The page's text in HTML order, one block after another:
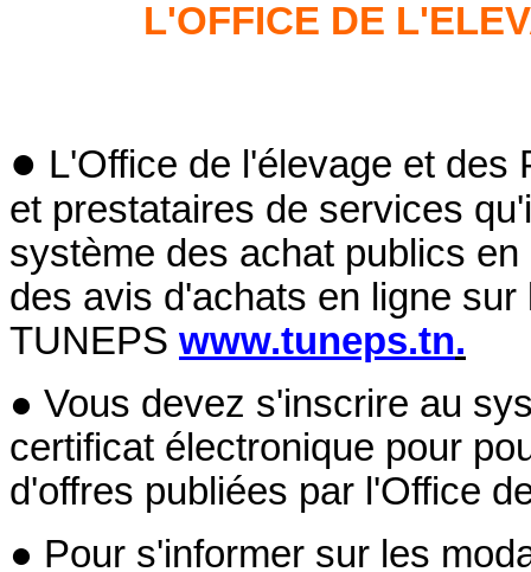
L'OFFICE DE
● L'Office de l'élevage et des
et prestataires de services
système des achat publics
des avis d'achats en ligne
TUNEPS www.tuneps.tn.
● Vous devez s'inscrire au
certificat électronique pour
d'offres publiées par l'Office
● Pour s'informer sur les